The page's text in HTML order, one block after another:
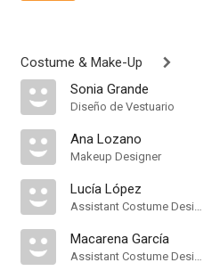
Costume & Make-Up
Sonia Grande
Diseño de Vestuario
Ana Lozano
Makeup Designer
Lucía López
Assistant Costume Designer
Macarena García
Assistant Costume Designer